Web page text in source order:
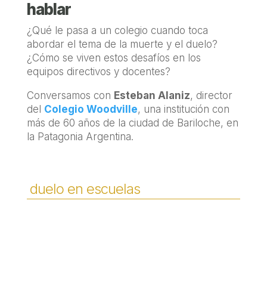
hablar
¿Qué le pasa a un colegio cuando toca
abordar el tema de la muerte y el duelo?
¿Cómo se viven estos desafíos en los
equipos directivos y docentes?
Conversamos con Esteban Alaniz, director
del Colegio Woodville, una institución con
más de 60 años de la ciudad de Bariloche, en
la Patagonia Argentina.
duelo en escuelas